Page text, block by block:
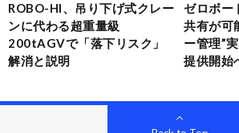
ROBO-HI、吊り下げ式クレー
ンに代わる超重量級
200tAGVで「落下リスク」
解消と説明
ゼロボー
共有が可
ー管理”
提供開始